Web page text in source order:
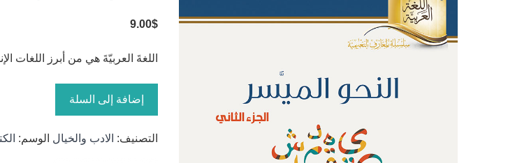
9.00$
اللغةَ العربيّةَ هي من أبرز اللغات
إضافة إلى السلة
التصنيف: الادب والخيال الوسم: